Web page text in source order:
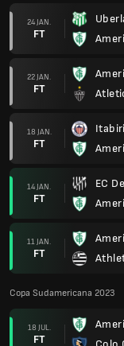
24 JAN.
FT
22 JAN.
FT
18 JAN.
FT
14 JAN.
FT
EC
11 JAN.
FT
Copa Sudamericana 2023
18 JUL.
FT